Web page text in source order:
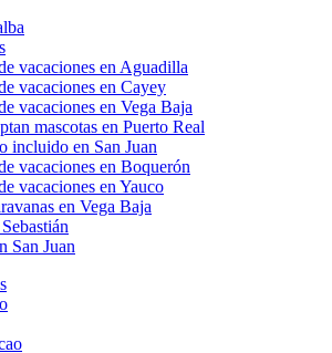
vacaciones en Aguadilla
vacaciones en Cayey
vacaciones en Vega Baja
mascotas en Puerto Real
incluido en San Juan
vacaciones en Boquerón
vacaciones en Yauco
en Vega Baja
San Juan